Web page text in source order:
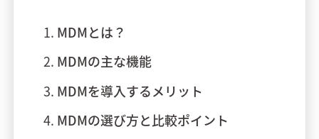
MDMとは？
MDMの主な機能
MDMを導入するメリット
MDMの選び方と比較ポイント